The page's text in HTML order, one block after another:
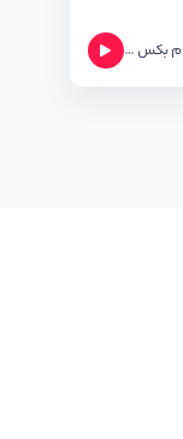
بکس چکی بیتز